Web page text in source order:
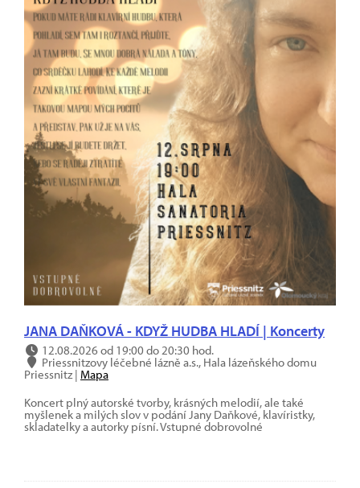
JANA DAŇKOVÁ - KDYŽ HUDBA HLADÍ | Koncerty
12.08.2026 od 19:00 do 20:30 hod.
Priessnitzovy léčebné lázně a.s., Hala lázeňského domu
Priessnitz | Mapa
Koncert plný autorské tvorby, krásných melodií, ale také
myšlenek a milých slov v podání Jany Daňkové, klavíristky,
skladatelky a autorky písní. Vstupné dobrovolné